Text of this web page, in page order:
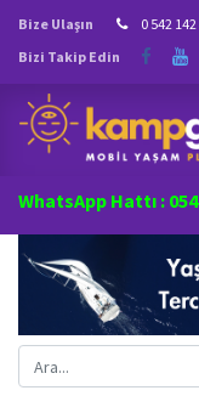
Bize Ulaşın 0 542
Bizi Takip Edin
WhatsApp Hattı :